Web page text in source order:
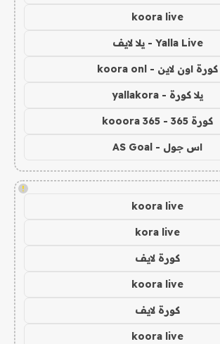
koora live
Yalla Live - يلا لايف
كورة اون لاين - koora onl
يلا كورة - yallakora
كورة 365 - kooora 365
اس جول - AS Goal
!
koora live
kora live
كورة لايف
koora live
كورة لايف
koora live